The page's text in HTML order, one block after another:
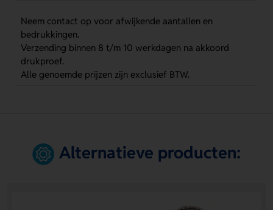
Neem contact op voor afwijkende aantallen en
bedrukkingen.
Verzending binnen 8 t/m 10 werkdagen na akkoord
drukproef.
Alle genoemde prijzen zijn exclusief BTW.
Alternatieve producten: